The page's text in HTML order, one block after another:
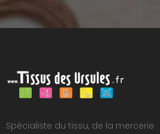
Spécialiste du tissu, de la mercerie